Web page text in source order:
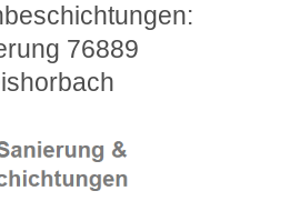
76889